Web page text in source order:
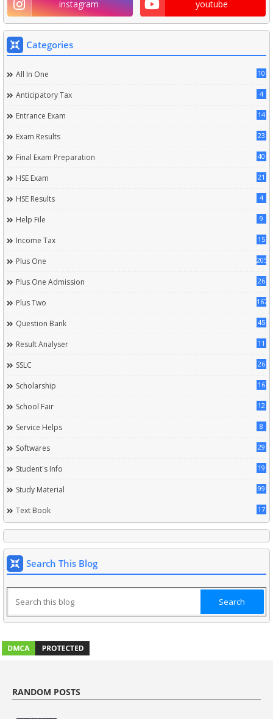
instagram youtube
Categories
All In One 10
Anticipatory Tax 4
Entrance Exam 14
Exam Results 23
Final Exam Preparation 40
HSE Exam 21
HSE Results 4
Help File 9
Income Tax 15
Plus One 205
Plus One Admission 26
Plus Two 167
Question Bank 45
Result Analyser 11
SSLC 26
Scholarship 16
School Fair 12
Service Helps 8
Softwares 29
Student's Info 19
Study Material 99
Text Book 17
Search This Blog
RANDOM POSTS